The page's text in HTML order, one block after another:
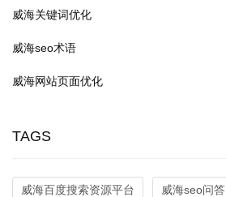
威海关键词优化
威海seo术语
威海网站页面优化
TAGS
威海百度搜索资源平台 威海seo问答